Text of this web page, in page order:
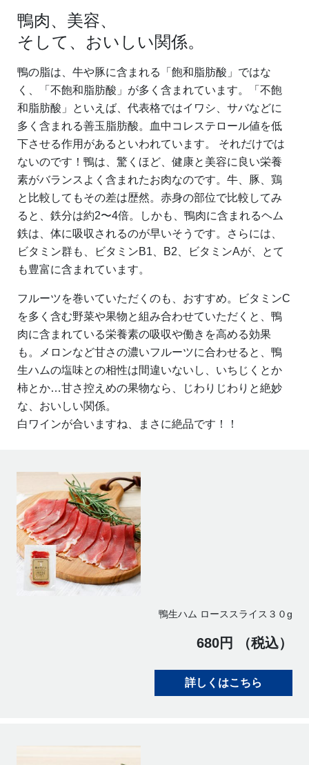
鴨肉、美容、
そして、おいしい関係。
鴨の脂は、牛や豚に含まれる「飽和脂肪酸」ではな
く、「不飽和脂肪酸」が多く含まれています。「不飽
和脂肪酸」といえば、代表格ではイワシ、サバなどに
多く含まれる善玉脂肪酸。血中コレステロール値を低
下させる作用があるといわれています。 それだけでは
ないのです！鴨は、驚くほど、健康と美容に良い栄養
素がバランスよく含まれたお肉なのです。牛、豚、鶏
と比較してもその差は歴然。赤身の部位で比較してみ
ると、鉄分は約2〜4倍。しかも、鴨肉に含まれるヘム
鉄は、体に吸収されるのが早いそうです。さらには、
ビタミン群も、ビタミンB1、B2、ビタミンAが、とて
も豊富に含まれています。
フルーツを巻いていただくのも、おすすめ。ビタミンC
を多く含む野菜や果物と組み合わせていただくと、鴨
肉に含まれている栄養素の吸収や働きを高める効果
も。メロンなど甘さの濃いフルーツに合わせると、鴨
生ハムの塩味との相性は間違いないし、いちじくとか
柿とか…甘さ控えめの果物なら、じわりじわりと絶妙
な、おいしい関係。
白ワインが合いますね、まさに絶品です！！
鴨生ハム ローススライス３０g
680円 （税込）
詳しくはこちら